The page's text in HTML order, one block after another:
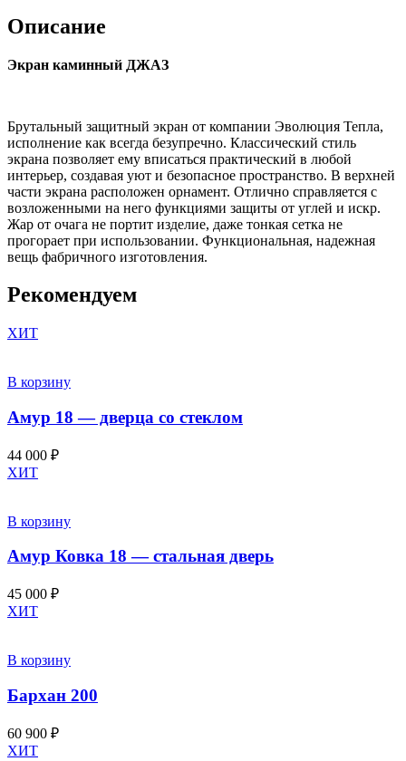
Антик
Описание
Экран каминный ДЖАЗ
Брутальный защитный экран от компании Эволюция Тепла,
исполнение как всегда безупречно. Классический стиль
экрана позволяет ему вписаться практический в любой
интерьер, создавая уют и безопасное пространство. В верхней
части экрана расположен орнамент. Отлично справляется с
возложенными на него функциями защиты от углей и искр.
Жар от очага не портит изделие, даже тонкая сетка не
прогорает при использовании. Функциональная, надежная
вещь фабричного изготовления.
Рекомендуем
ХИТ
В корзину
Амур 18 — дверца со стеклом
44 000 ₽
ХИТ
В корзину
Амур Ковка 18 — стальная дверь
45 000 ₽
ХИТ
В корзину
Бархан 200
60 900 ₽
ХИТ